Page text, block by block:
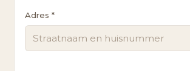
Adres *